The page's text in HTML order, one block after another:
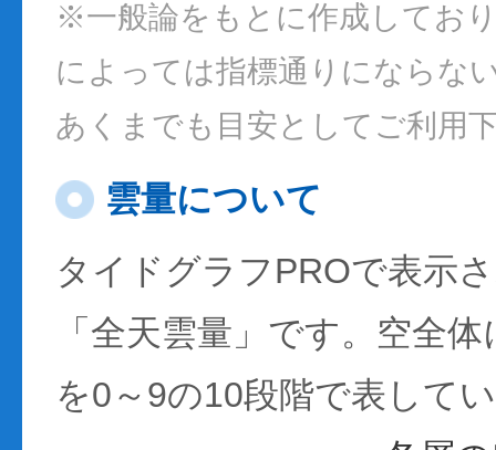
※一般論をもとに作成してお
によっては指標通りにならな
あくまでも目安としてご利用
雲量について
タイドグラフPROで表示
「全天雲量」です。空全
を0～9の10段階で表して